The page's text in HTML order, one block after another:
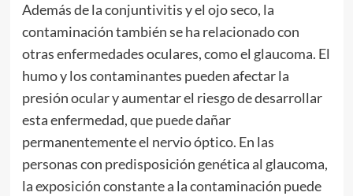
Además de la conjuntivitis y el ojo seco, la
contaminación también se ha relacionado con
otras enfermedades oculares, como el glaucoma. El
humo y los contaminantes pueden afectar la
presión ocular y aumentar el riesgo de desarrollar
esta enfermedad, que puede dañar
permanentemente el nervio óptico. En las
personas con predisposición genética al glaucoma,
la exposición constante a la contaminación puede